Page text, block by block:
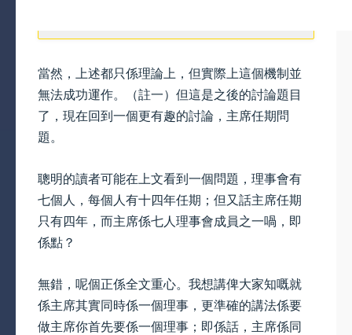
當然，上述都只係理論上，但實際上這個機制並
無法成功運作。（註一）但這是之後的討論題目
了，現在回到一個更有趣的討論，主席任期問
題。
聰明的讀者可能在上文看到一個問題，理事會有
七個人，每個人有十四年任期；但又話主席任期
只有四年，而主席係七人理事會成員之一喎，即
係點？
無錯，呢個正係全文重心。我想講俾大家知嘅就
係主席其實同時係一個理事，更準確的講法係要
做主席你首先要係一個理事；即係話，主席係同